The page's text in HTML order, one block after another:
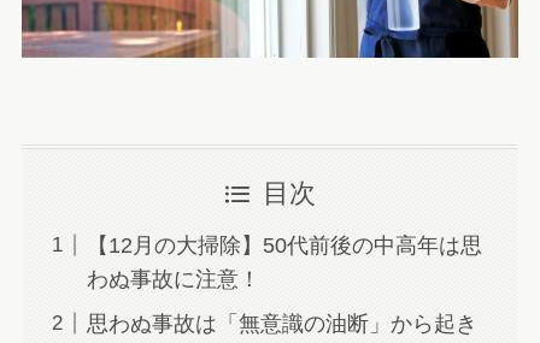
目次
【12月の大掃除】50代前後の中高年は思
わぬ事故に注意！
思わぬ事故は「無意識の油断」から起き